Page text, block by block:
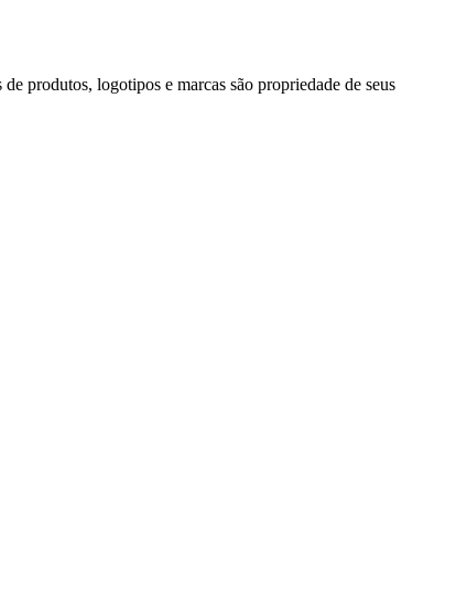
produtos, logotipos e marcas são propriedade de seus